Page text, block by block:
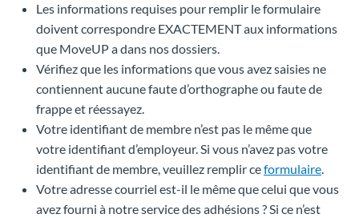
Les informations requises pour remplir le formulaire
doivent correspondre EXACTEMENT aux informations
que MoveUP a dans nos dossiers.
Vérifiez que les informations que vous avez saisies ne
contiennent aucune faute d’orthographe ou faute de
frappe et réessayez.
Votre identifiant de membre n’est pas le même que
votre identifiant d’employeur. Si vous n’avez pas votre
identifiant de membre, veuillez remplir ceformulaire.
Votre adresse courriel est-il le même que celui que vous
avez fourni à notre service des adhésions ? Si ce n’est